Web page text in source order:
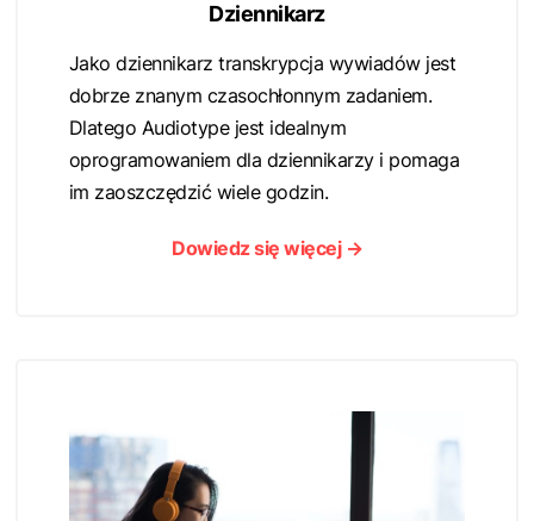
Dziennikarz
Jako dziennikarz transkrypcja wywiadów jest
dobrze znanym czasochłonnym zadaniem.
Dlatego Audiotype jest idealnym
oprogramowaniem dla dziennikarzy i pomaga
im zaoszczędzić wiele godzin.
Dowiedz się więcej →